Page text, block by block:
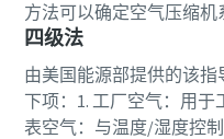
方法可以确定空气压缩机
四级法
由美国能源部提供的该
下项：1. 工厂空气：用于
表空气：与温度/湿度控